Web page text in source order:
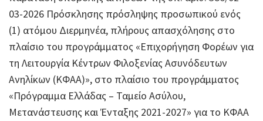
03-2026 Πρόσκλησης πρόσληψης προσωπικού ενός
(1) ατόμου Διερμηνέα, πλήρους απασχόλησης στο
πλαίσιο του προγράμματος «Επιχορήγηση Φορέων για
τη Λειτουργία Κέντρων Φιλοξενίας Ασυνόδευτων
Ανηλίκων (ΚΦΑΑ)», στο πλαίσιο του προγράμματος
«Πρόγραμμα Ελλάδας – Ταμείο Ασύλου,
Μετανάστευσης και Ένταξης 2021-2027» για το ΚΦΑΑ